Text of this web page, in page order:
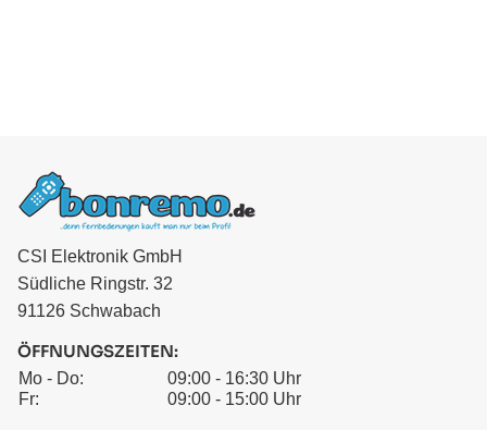
CSI Elektronik GmbH
Südliche Ringstr. 32
91126 Schwabach
ÖFFNUNGSZEITEN:
Mo - Do:
09:00 - 16:30 Uhr
Fr:
09:00 - 15:00 Uhr